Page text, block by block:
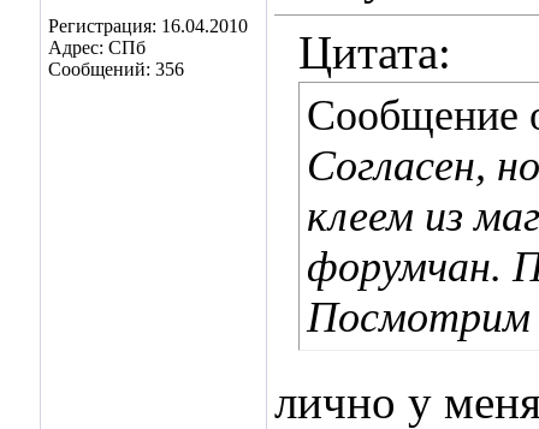
Регистрация: 16.04.2010
Адрес: СПб
Сообщений: 356
Цитата:
Сообщение
Согласен,
клеем из
форумчан.
Посмотрим
лично у